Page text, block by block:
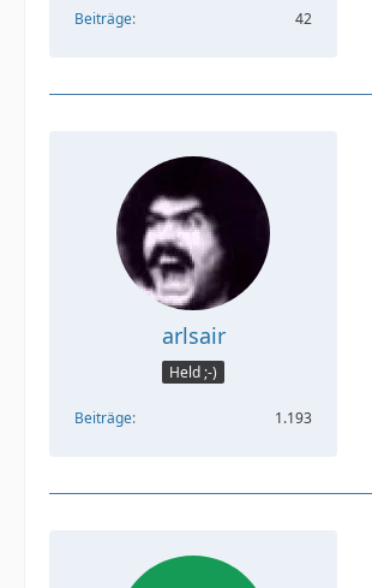
Beiträge 42
arlsair
Held ;-)
Beiträge 1.193